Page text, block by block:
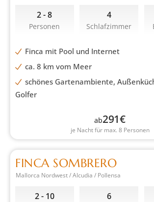
2 - 8
Personen
4
Schlafzimmer
Finca mit Pool und Internet
ca. 8 km vom Meer
schönes Gartenambiente,
Golfer
ab291€
je Nacht für max. 8 Personen
FINCA SOMBRERO
Mallorca Nordwest / Alcudia / Pollensa
2 - 10 6